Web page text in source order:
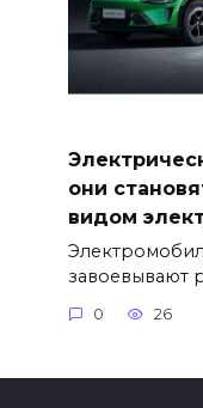
они
видом
завоевывают
0 26